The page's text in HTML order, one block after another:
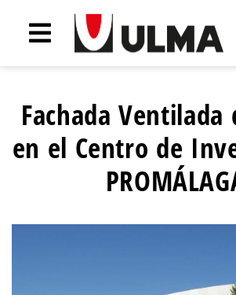
Fachada Ventilada
en el Centro de